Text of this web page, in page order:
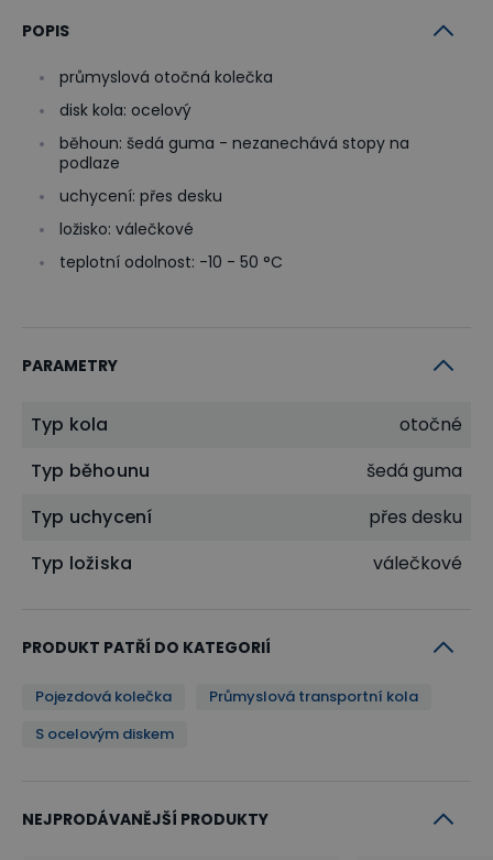
POPIS
průmyslová otočná kolečka
disk kola: ocelový
běhoun: šedá guma - nezanechává stopy na
podlaze
uchycení: přes desku
ložisko: válečkové
teplotní odolnost: -10 - 50 °C
PARAMETRY
Typ kola
otočné
Typ běhounu
šedá guma
Typ uchycení
přes desku
Typ ložiska
válečkové
PRODUKT PATŘÍ DO KATEGORIÍ
Pojezdová kolečka
Průmyslová transportní kola
S ocelovým diskem
NEJPRODÁVANĚJŠÍ PRODUKTY